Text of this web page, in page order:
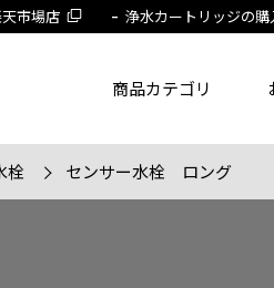
く 節湯水栓製品だけを表示
商品カテゴリ
天市場店 浄水カートリッジの購
栓 センサー水栓 ロング